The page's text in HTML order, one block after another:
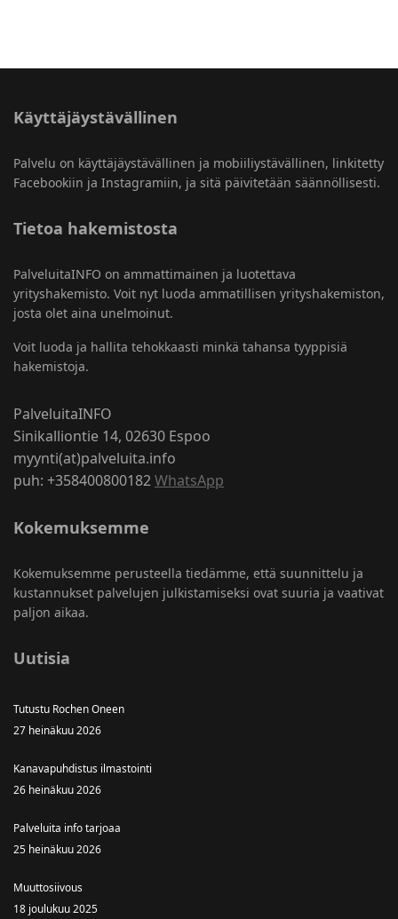
Käyttäjäystävällinen
Palvelu on käyttäjäystävällinen ja mobiiliystävällinen, linkitetty
Facebookiin ja Instagramiin, ja sitä päivitetään säännöllisesti.
Tietoa hakemistosta
PalveluitaINFO on ammattimainen ja luotettava
yrityshakemisto. Voit nyt luoda ammatillisen yrityshakemiston,
josta olet aina unelmoinut.
Voit luoda ja hallita tehokkaasti minkä tahansa tyyppisiä
hakemistoja.
PalveluitaINFO
Sinikalliontie 14, 02630 Espoo
myynti(at)palveluita.info
puh: +358400800182WhatsApp
Kokemuksemme
Kokemuksemme perusteella tiedämme, että suunnittelu ja
kustannukset palvelujen julkistamiseksi ovat suuria ja vaativat
paljon aikaa.
Uutisia
Tutustu Rochen Oneen
27 heinäkuu 2026
Kanavapuhdistus ilmastointi
26 heinäkuu 2026
Palveluita info tarjoaa
25 heinäkuu 2026
Muuttosiivous
18 joulukuu 2025